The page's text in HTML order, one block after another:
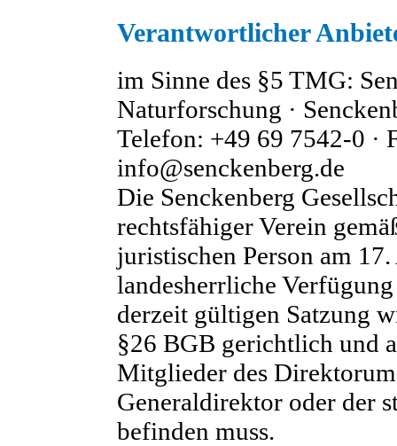
Verantwortlicher
im Sinne des §5 TMG:
Naturforschung ·
Telefon: +49 69 7542-0 ·
info@senckenberg.de
Die Senckenberg
rechtsfähiger Verein
juristischen Person am
landesherrliche
derzeit gültigen Satzung
§26 BGB gerichtlich und
Mitglieder des
Generaldirektor oder der
befinden muss.